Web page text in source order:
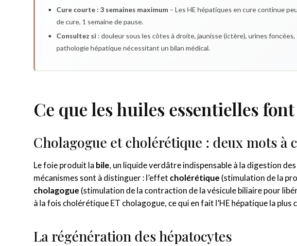
Cure courte : 3 semaines maximum – Les HE hépatiques en cure continue
de cure, 1 semaine de pause.
Consultez si : douleur sous les côtes à droite, jaunisse (ictère), urines
pathologie hépatique nécessitant un bilan médical.
Ce que les huiles essentielles
Cholagogue et cholérétique : deux mots à
Le foie produit la bile, un liquide verdâtre indispensable à la digestion
mécanismes sont à distinguer : l’effet cholérétique (stimulation de la
cholagogue (stimulation de la contraction de la vésicule biliaire pour
à la fois cholérétique ET cholagogue, ce qui en fait l’HE hépatique la plus
La régénération des hépatocytes